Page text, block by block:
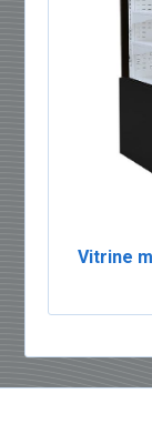
Vitrine